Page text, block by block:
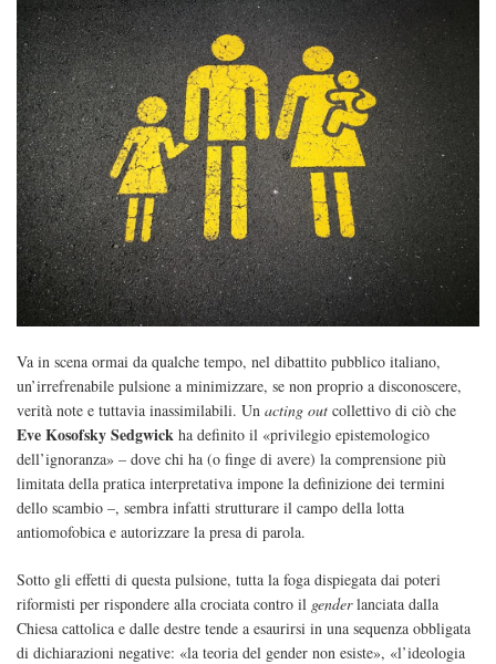
Va in scena ormai da qualche tempo, nel dibattito pubblico italiano,
un’irrefrenabile pulsione a minimizzare, se non proprio a disconoscere,
verità note e tuttavia inassimilabili. Un acting out collettivo di ciò che
Eve Kosofsky Sedgwick ha definito il «privilegio epistemologico
dell’ignoranza» – dove chi ha (o finge di avere) la comprensione più
limitata della pratica interpretativa impone la definizione dei termini
dello scambio –, sembra infatti strutturare il campo della lotta
antiomofobica e autorizzare la presa di parola.
Sotto gli effetti di questa pulsione, tutta la foga dispiegata dai poteri
riformisti per rispondere alla crociata contro il genderlanciata dalla
Chiesa cattolica e dalle destre tende a esaurirsi in una sequenza obbligata
di dichiarazioni negative: «la teoria del gender non esiste», «l’ideologia